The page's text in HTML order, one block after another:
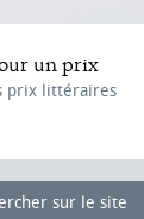
un prix
prix littéraires
sur le site